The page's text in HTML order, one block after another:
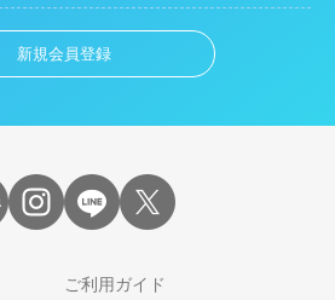
新規会員登録
ご利用ガイド